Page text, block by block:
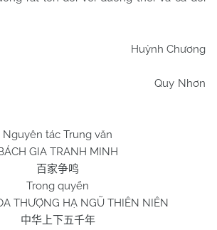
Chương
Nhơn
Nguyên tác Trung văn
GIA TRANH MINH
百家争鸣
Trong quyển
THƯỢNG HẠ NGŨ THIÊN NIÊN
中华上下五千年